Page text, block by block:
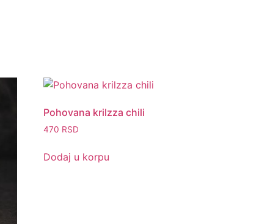
Pohovana krilzza chili
470 RSD
Dodaj u korpu